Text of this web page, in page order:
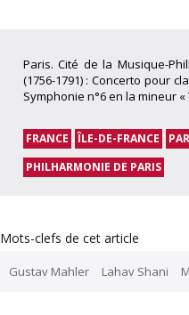
Paris. Cité de la Musique-
(1756-1791) : Concerto pour
Symphonie n°6 en la mineur
FRANCE ÎLE-DE-FRANCE
PHILHARMONIE DE PARIS
Mots-clefs de cet article
Gustav Mahler Lahav Shani